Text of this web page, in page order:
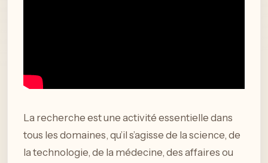
La recherche est une activité essentielle dans
tous les domaines, qu’il s’agisse de la science, de
la technologie, de la médecine, des affaires ou